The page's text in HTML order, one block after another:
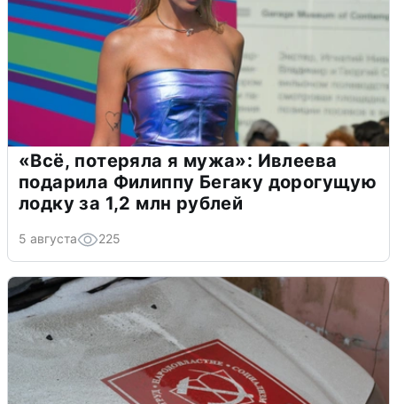
«Всё, потеряла я мужа»: Ивлеева
подарила Филиппу Бегаку дорогущую
лодку за 1,2 млн рублей
5 августа 225